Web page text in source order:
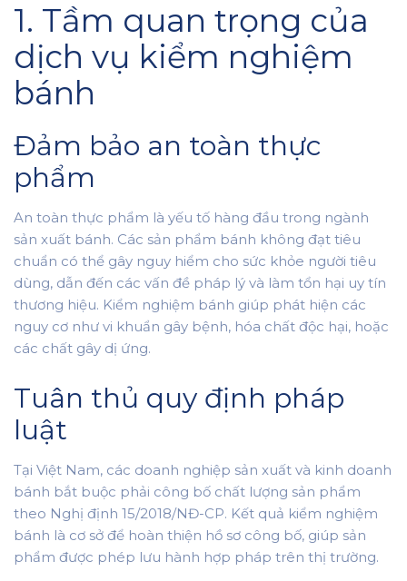
1. Tầm quan trọng của
dịch vụ kiểm nghiệm
bánh
Đảm bảo an toàn thực
phẩm
An toàn thực phẩm là yếu tố hàng đầu trong ngành
sản xuất bánh. Các sản phẩm bánh không đạt tiêu
chuẩn có thể gây nguy hiểm cho sức khỏe người tiêu
dùng, dẫn đến các vấn đề pháp lý và làm tổn hại uy tín
thương hiệu. Kiểm nghiệm bánh giúp phát hiện các
nguy cơ như vi khuẩn gây bệnh, hóa chất độc hại, hoặc
các chất gây dị ứng.
Tuân thủ quy định pháp
luật
Tại Việt Nam, các doanh nghiệp sản xuất và kinh doanh
bánh bắt buộc phải công bố chất lượng sản phẩm
theo Nghị định 15/2018/NĐ-CP. Kết quả kiểm nghiệm
bánh là cơ sở để hoàn thiện hồ sơ công bố, giúp sản
phẩm được phép lưu hành hợp pháp trên thị trường.